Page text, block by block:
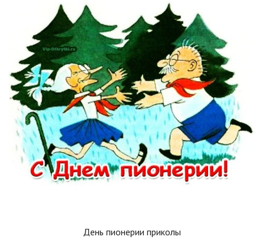
День пионерии приколы